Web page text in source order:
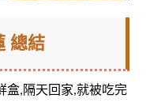
總結
盒,隔天回家,就被吃完